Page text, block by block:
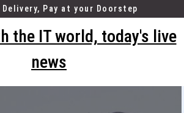
Delivery, Pay at your Doorstep
the IT world, today's live
news